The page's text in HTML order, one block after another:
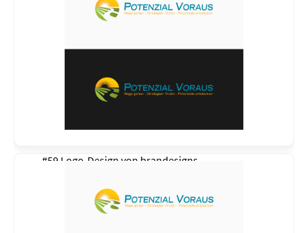
#59 Logo-Design von brandesigns